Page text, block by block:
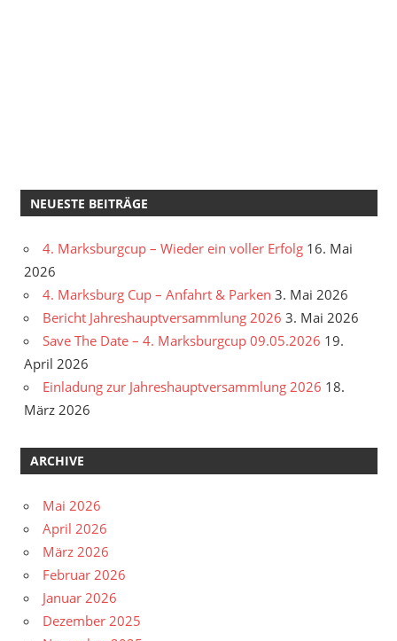
NEUESTE BEITRÄGE
4. Marksburgcup – Wieder ein voller Erfolg 16. Mai
2026
4. Marksburg Cup – Anfahrt & Parken 3. Mai 2026
Bericht Jahreshauptversammlung 2026 3. Mai 2026
Save The Date – 4. Marksburgcup 09.05.2026 19.
April 2026
Einladung zur Jahreshauptversammlung 2026 18.
März 2026
ARCHIVE
Mai 2026
April 2026
März 2026
Februar 2026
Januar 2026
Dezember 2025